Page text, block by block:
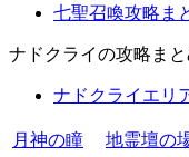
七聖召喚攻略ま
ナドクライの攻略まと
ナドクライエリ
月神の瞳
地霊壇の